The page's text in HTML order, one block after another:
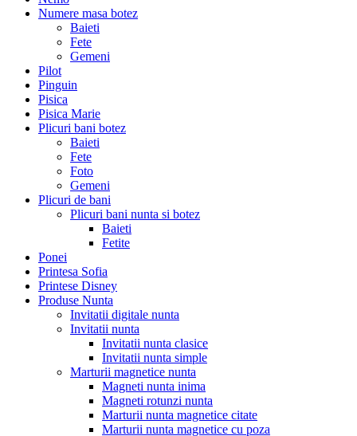
Numere masa botez
Baieti
Fete
Gemeni
Pilot
Pinguin
Pisica
Pisica Marie
Plicuri bani botez
Baieti
Fete
Foto
Gemeni
Plicuri de bani
Plicuri bani nunta si botez
Baieti
Fetite
Ponei
Printesa Sofia
Printese Disney
Produse Nunta
Invitatii digitale nunta
Invitatii nunta
Invitatii nunta clasice
Invitatii nunta simple
Marturii magnetice nunta
Magneti nunta inima
Magneti rotunzi nunta
Marturii nunta magnetice citate
Marturii nunta magnetice cu poza